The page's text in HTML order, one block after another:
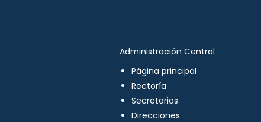
Administración Central
Página principal
Rectoría
Secretarios
Direcciones